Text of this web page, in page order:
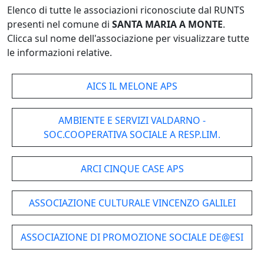
Elenco di tutte le associazioni riconosciute dal RUNTS
presenti nel comune di SANTA MARIA A MONTE.
Clicca sul nome dell'associazione per visualizzare tutte
le informazioni relative.
AICS IL MELONE APS
AMBIENTE E SERVIZI VALDARNO -
SOC.COOPERATIVA SOCIALE A RESP.LIM.
ARCI CINQUE CASE APS
ASSOCIAZIONE CULTURALE VINCENZO GALILEI
ASSOCIAZIONE DI PROMOZIONE SOCIALE DE@ESI